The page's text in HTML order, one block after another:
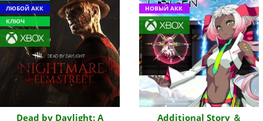
ЛЮБОЙ АКК
КЛЮЧ
Dead by Daylight: A
НОВЫЙ АКК
Additional Story ＆